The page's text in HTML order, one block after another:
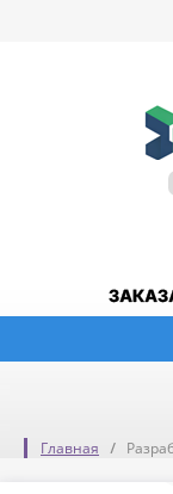
Главная